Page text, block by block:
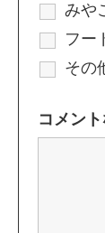
みや
フー
その
コメン